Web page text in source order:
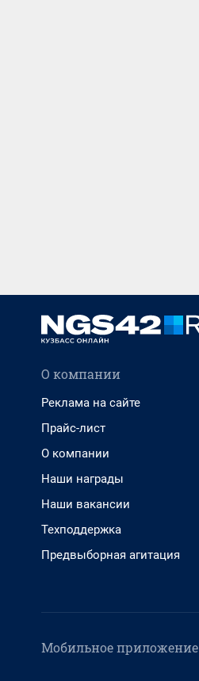
О компании
Реклама на сайте
Прайс-лист
О компании
Наши награды
Наши вакансии
Техподдержка
Предвыборная агитация
Мобильное приложение